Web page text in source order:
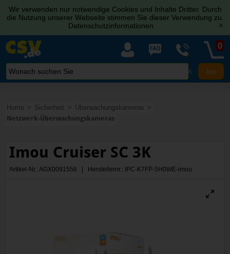
Wir verwenden nur notwendige Cookies und Inhalte Dritter. Durch
die Nutzung unserer Webseite stimmen Sie dieser Verwendung zu.
Datenschutzinformationen
[x]
X
0
Home Sicherheit
Überwachungskameras
Netzwerk-Überwachungskameras
Imou Cruiser SC 3K
Artikel-Nr.: AGX0091556 | Herstellernr.: IPC-K7FP-5H0WE-imou